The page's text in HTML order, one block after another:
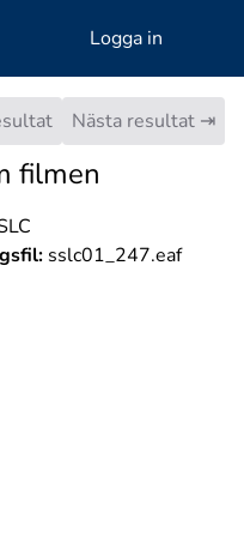
Logga in
Nästa resultat ⇥
filmen
sslc01_247.eaf